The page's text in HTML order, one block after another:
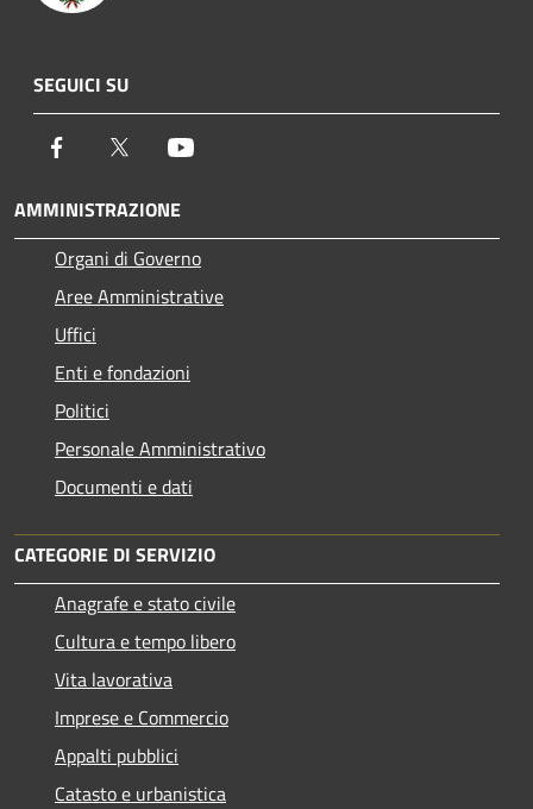
SEGUICI SU
Facebook Twitter
AMMINISTRAZIONE
Organi di Governo
Aree Amministrative
Uffici
Enti e fondazioni
Politici
Personale Amministrativo
Documenti e dati
CATEGORIE DI SERVIZIO
Anagrafe e stato civile
Cultura e tempo libero
Vita lavorativa
Imprese e Commercio
Appalti pubblici
Catasto e urbanistica